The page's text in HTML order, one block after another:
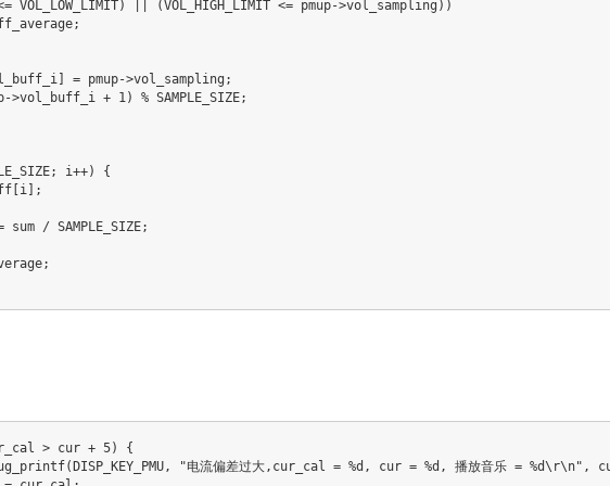
VOL_LOW_LIMIT) (VOL_HIGH_LIMIT <= pmup->vol_sampling ) )
;
= pmup->vol_sampling ;
->vol_buff_i + 1) % SAMPLE_SIZE;
; i++)
{
i
;
sum / SAMPLE_SIZE;
;
> cur + 5)
{
( DISP_KEY_PMU, "电流偏差过大,cur_cal = %d, cur = %d, 播放音乐 = %d\r\n" ,